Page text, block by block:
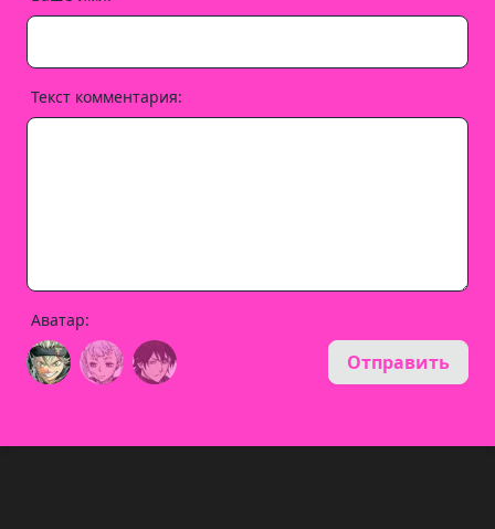
Текст комментария:
Аватар:
Отправить